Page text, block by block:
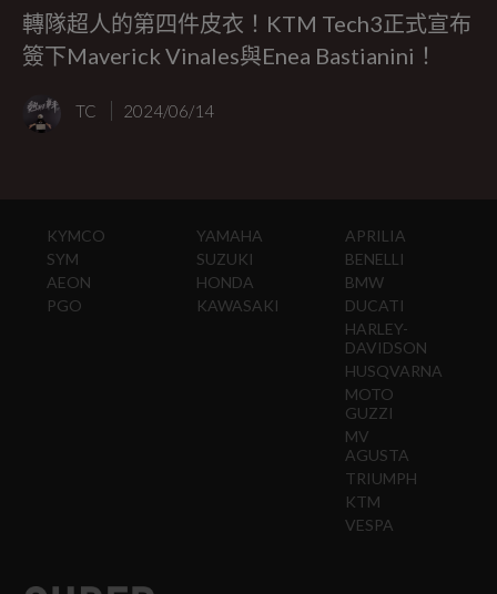
轉隊超人的第四件皮衣！KTM Tech3正式宣布
簽下Maverick Vinales與Enea Bastianini！
TC 2024/06/14
KYMCO
SYM
AEON
PGO
YAMAHA
SUZUKI
HONDA
KAWASAKI
APRILIA
BENELLI
BMW
DUCATI
HARLEY-
DAVIDSON
HUSQVARNA
MOTO
GUZZI
MV
AGUSTA
TRIUMPH
KTM
VESPA